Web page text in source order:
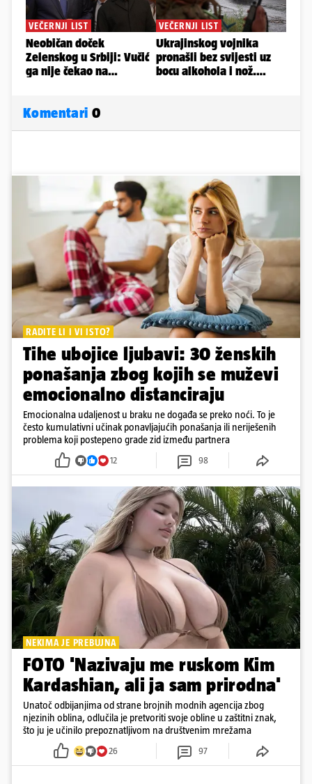
Komentari 0
RADITE LI I VI ISTO?
Tihe ubojice ljubavi: 30 ženskih
ponašanja zbog kojih se muževi
emocionalno distanciraju
Emocionalna udaljenost u braku ne događa se preko noći. To je
često kumulativni učinak ponavljajućih ponašanja ili neriješenih
problema koji postepeno grade zid između partnera
12 98
NEKIMA JE PREBUJNA
FOTO 'Nazivaju me ruskom Kim
Kardashian, ali ja sam prirodna'
Unatoč odbijanjima od strane brojnih modnih agencija zbog
njezinih oblina, odlučila je pretvoriti svoje obline u zaštitni znak,
što ju je učinilo prepoznatljivom na društvenim mrežama
26 97